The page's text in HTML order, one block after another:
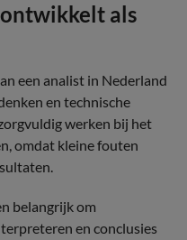
als
een analist in Nederland
en technische
werken bij het
omdat kleine fouten
belangrijk om
en conclusies